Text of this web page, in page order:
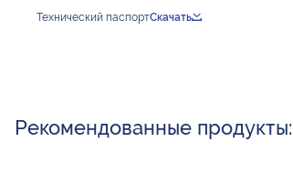
Технический паспортСкачать
Рекомендованные продукты: